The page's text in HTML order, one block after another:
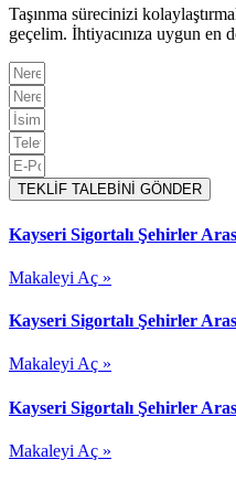
Taşınma sürecinizi
geçelim. İhtiyacınıza uygun en
TEKLİF TALEBİNİ GÖNDER
Kayseri Sigortalı Şehirler
Makaleyi Aç »
Kayseri Sigortalı Şehirler
Makaleyi Aç »
Kayseri Sigortalı Şehirler
Makaleyi Aç »